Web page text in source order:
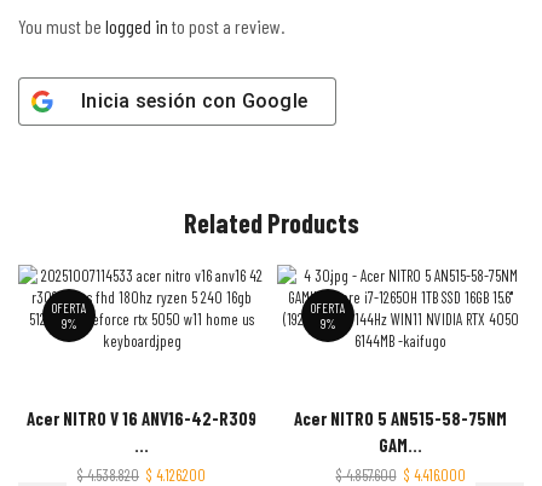
You must be logged in to post a review.
Inicia sesión con Google
Related Products
OFERTA
9%
Acer NITRO V 16 ANV16-42-R309
...
$4.538.820 $ 4.126.200
OFERTA
9%
Acer NITRO 5 AN515-58-75NM
GAM...
$4.857.600 $ 4.416.000